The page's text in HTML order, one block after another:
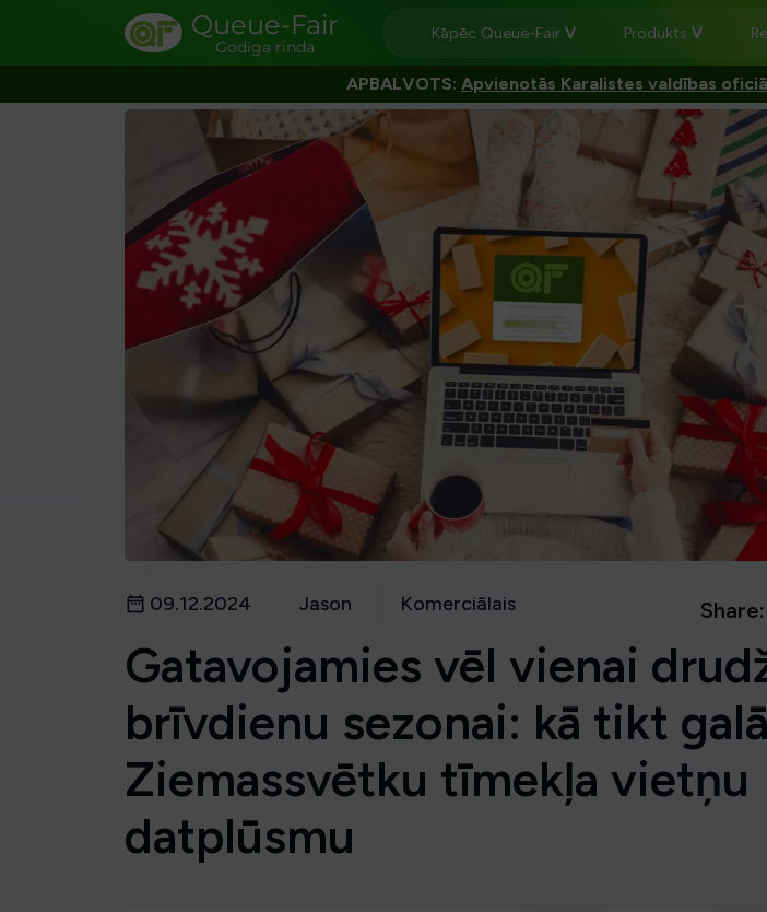
Queue-Fair
Godīga rinda
Kāpēc Queue-Fair Produkts
APBALVOTS: Apvienotās Karalistes valdības
09.12.2024 Jason Komerciālais Share:
Gatavojamies vēl vienai
brīvdienu sezonai: kā tikt
Ziemassvētku tīmekļa vietņu
datplūsmu